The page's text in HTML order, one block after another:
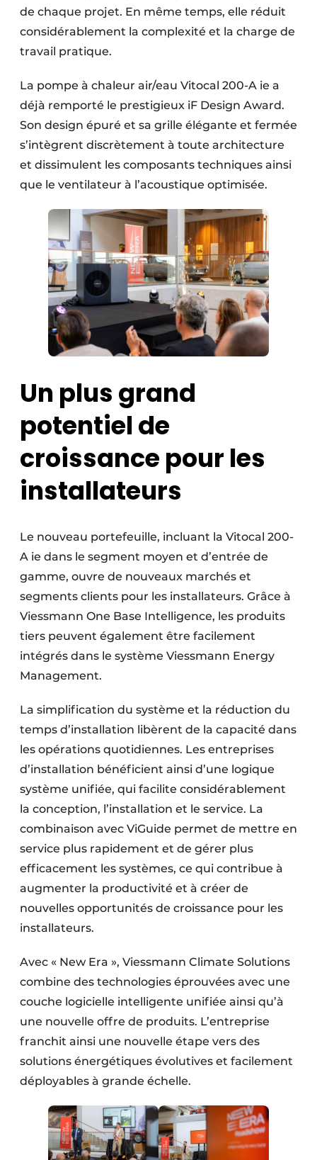
de chaque projet. En même temps, elle réduit
considérablement la complexité et la charge de
travail pratique.
La pompe à chaleur air/eau Vitocal 200-A ie a
déjà remporté le prestigieux iF Design Award.
Son design épuré et sa grille élégante et fermée
s’intègrent discrètement à toute architecture
et dissimulent les composants techniques ainsi
que le ventilateur à l’acoustique optimisée.
Un plus grand
potentiel de
croissance pour les
installateurs
Le nouveau portefeuille, incluant la Vitocal 200-
A ie dans le segment moyen et d’entrée de
gamme, ouvre de nouveaux marchés et
segments clients pour les installateurs. Grâce à
Viessmann One Base Intelligence, les produits
tiers peuvent également être facilement
intégrés dans le système Viessmann Energy
Management.
La simplification du système et la réduction du
temps d’installation libèrent de la capacité dans
les opérations quotidiennes. Les entreprises
d’installation bénéficient ainsi d’une logique
système unifiée, qui facilite considérablement
la conception, l’installation et le service. La
combinaison avec ViGuide permet de mettre en
service plus rapidement et de gérer plus
efficacement les systèmes, ce qui contribue à
augmenter la productivité et à créer de
nouvelles opportunités de croissance pour les
installateurs.
Avec « New Era », Viessmann Climate Solutions
combine des technologies éprouvées avec une
couche logicielle intelligente unifiée ainsi qu’à
une nouvelle offre de produits. L’entreprise
franchit ainsi une nouvelle étape vers des
solutions énergétiques évolutives et facilement
déployables à grande échelle.